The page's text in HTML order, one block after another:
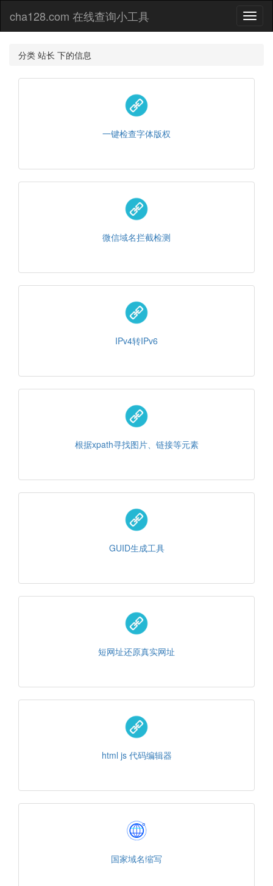
cha128.com 在线查询小工具
分类 站长 下的信息
一键检查字体版权
微信域名拦截检测
IPv4转IPv6
根据xpath寻找图片、链接等元素
GUID生成工具
短网址还原真实网址
html js 代码编辑器
国家域名缩写